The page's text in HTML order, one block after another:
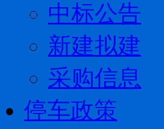
中标公告
新建拟建
采购信息
停车政策